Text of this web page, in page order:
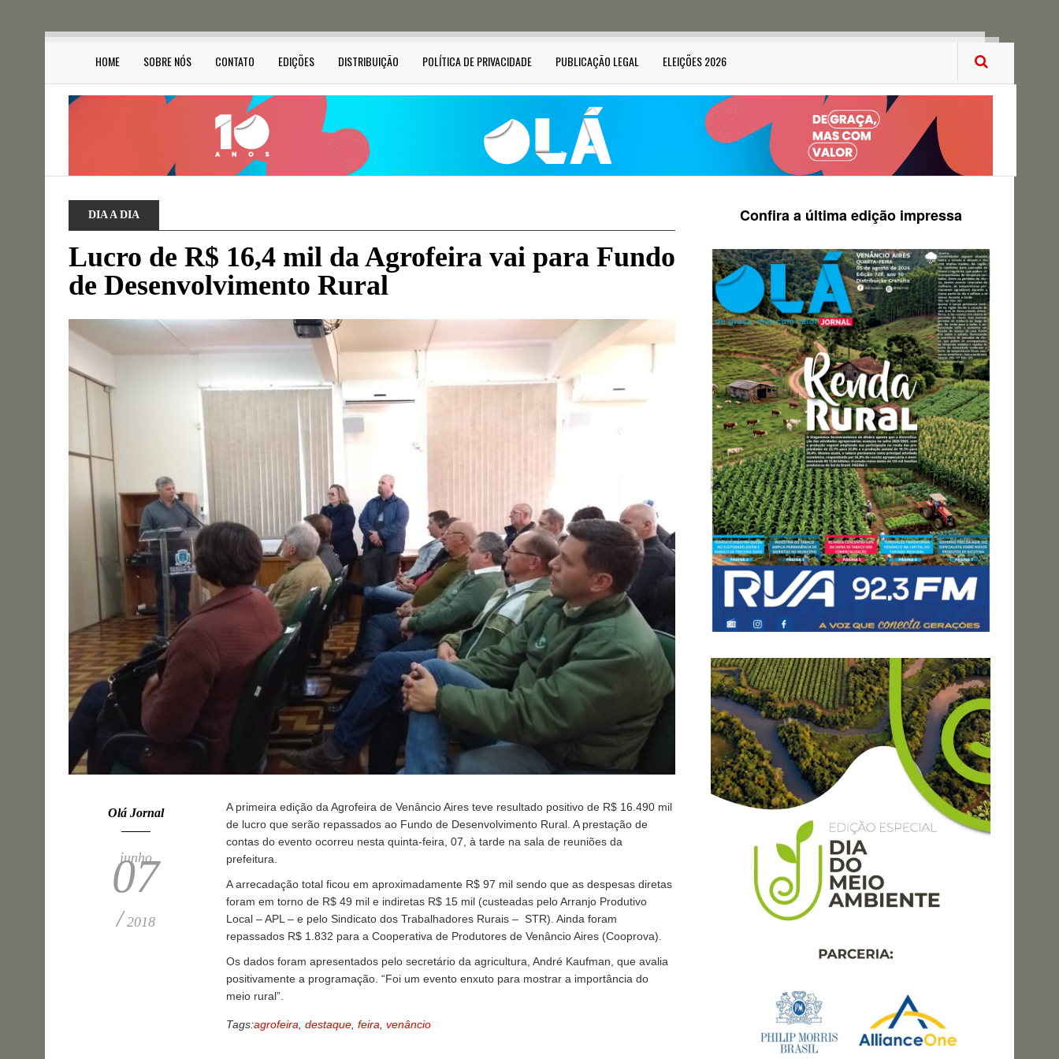
HOME SOBRE NÓS CONTATO EDIÇÕES DISTRIBUIÇÃO POLÍTICA DE PRIVACIDADE PUBLICAÇÃO LEGAL ELEIÇÕES 2026
DIA A DIA
Lucro de R$ 16,4 mil da Agrofeira vai para Fundo
de Desenvolvimento Rural
Olá Jornal
junho
07
/2018
A primeira edição da Agrofeira de Venâncio Aires teve resultado positivo de R$ 16.490 mil
de lucro que serão repassados ao Fundo de Desenvolvimento Rural. A prestação de
contas do evento ocorreu nesta quinta-feira, 07, à tarde na sala de reuniões da
prefeitura.
A arrecadação total ficou em aproximadamente R$ 97 mil sendo que as despesas diretas
foram em torno de R$ 49 mil e indiretas R$ 15 mil (custeadas pelo Arranjo Produtivo
Local – APL – e pelo Sindicato dos Trabalhadores Rurais – STR). Ainda foram
repassados R$ 1.832 para a Cooperativa de Produtores de Venâncio Aires (Cooprova).
Os dados foram apresentados pelo secretário da agricultura, André Kaufman, que avalia
positivamente a programação. “Foi um evento enxuto para mostrar a importância do
meio rural”.
Tags:agrofeira destaque feira venâncio
Confira a última edição impressa